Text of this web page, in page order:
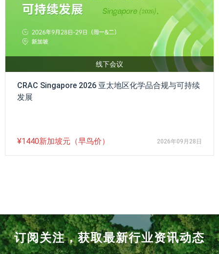
线下会议
CRAC Singapore 2026 亚太地区化学品合规与可持续
发展
¥1440新加坡元（早鸟价） 2026年09月28日
订阅关注，获取最新行业资讯动态